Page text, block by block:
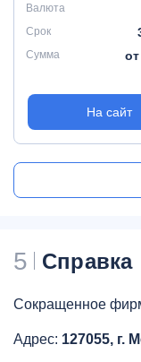
Валюта
Срок
Сумма
На сайт
5 Справка
Сокращенное
Адрес: 127055, г.